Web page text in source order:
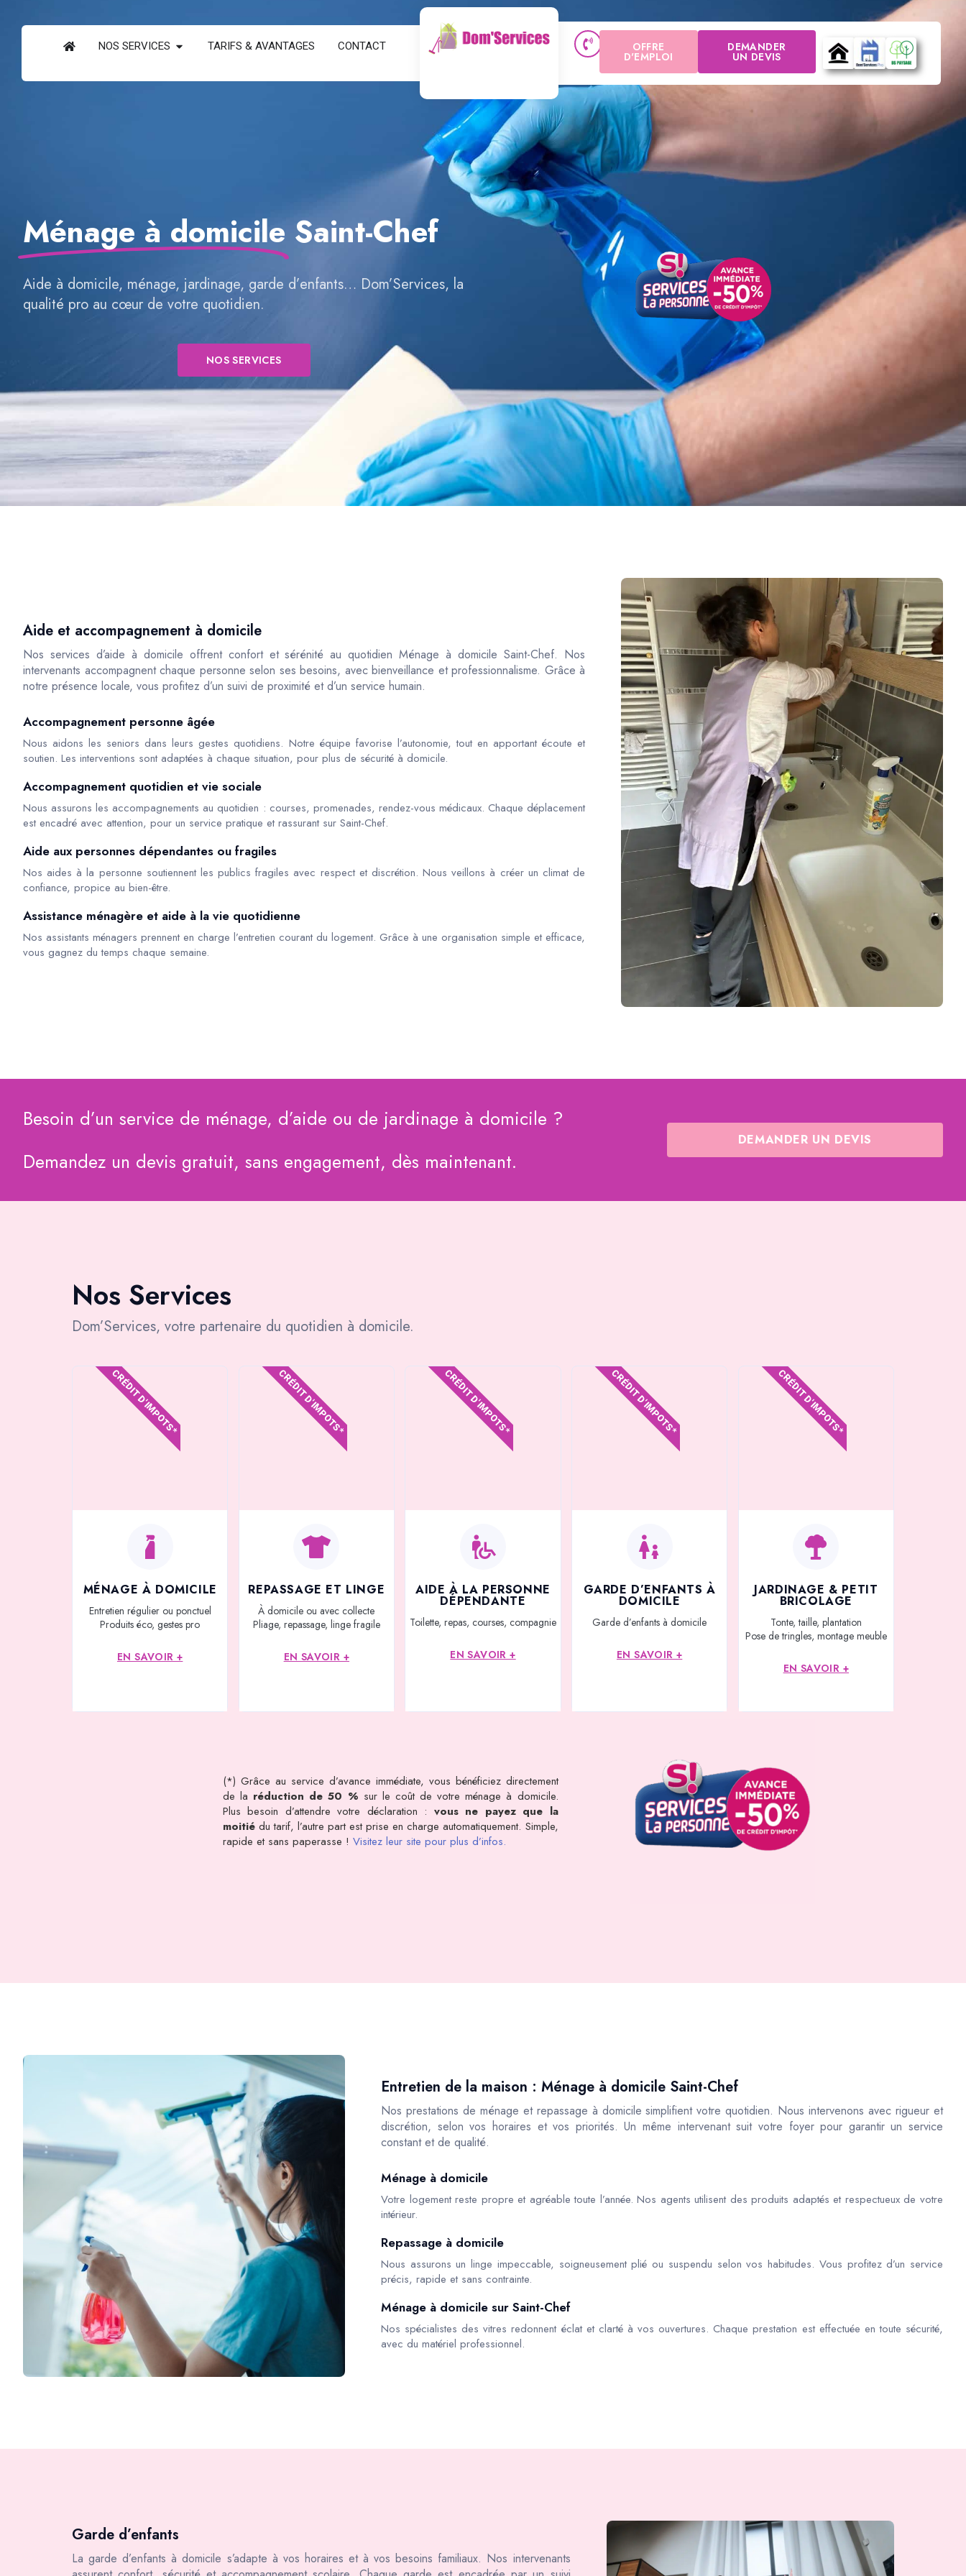
NOS SERVICES TARIFS & AVANTAGES CONTACT OFFRE
D'EMPLOI
DEMANDER
UN DEVIS
Ménage à domicile Saint-Chef
Aide à domicile, ménage, jardinage, garde d’enfants… Dom’Services, la
qualité pro au cœur de votre quotidien.
NOS SERVICES
Aide et accompagnement à domicile
Nos services d’aide à domicile offrent confort et sérénité au quotidien Ménage à domicile Saint-Chef. Nos
intervenants accompagnent chaque personne selon ses besoins, avec bienveillance et professionnalisme. Grâce à
notre présence locale, vous profitez d’un suivi de proximité et d’un service humain.
Accompagnement personne âgée
Nous aidons les seniors dans leurs gestes quotidiens. Notre équipe favorise l’autonomie, tout en apportant écoute et
soutien. Les interventions sont adaptées à chaque situation, pour plus de sécurité à domicile.
Accompagnement quotidien et vie sociale
Nous assurons les accompagnements au quotidien : courses, promenades, rendez-vous médicaux. Chaque déplacement
est encadré avec attention, pour un service pratique et rassurant sur Saint-Chef.
Aide aux personnes dépendantes ou fragiles
Nos aides à la personne soutiennent les publics fragiles avec respect et discrétion. Nous veillons à créer un climat de
confiance, propice au bien-être.
Assistance ménagère et aide à la vie quotidienne
Nos assistants ménagers prennent en charge l’entretien courant du logement. Grâce à une organisation simple et efficace,
vous gagnez du temps chaque semaine.
Besoin d’un service de ménage, d’aide ou de jardinage à domicile ?
Demandez un devis gratuit, sans engagement, dès maintenant.
DEMANDER UN DEVIS
Nos Services
Dom’Services, votre partenaire du quotidien à domicile.
MÉNAGE À DOMICILE
Entretien régulier ou ponctuel
Produits éco, gestes pro
EN SAVOIR +
CRÉDIT D'IMPOTS*
REPASSAGE ET LINGE
À domicile ou avec collecte
Pliage, repassage, linge fragile
EN SAVOIR +
CRÉDIT D'IMPOTS*
AIDE À LA PERSONNE
DÉPENDANTE
Toilette, repas, courses, compagnie
EN SAVOIR +
CRÉDIT D'IMPOTS*
GARDE D’ENFANTS À
DOMICILE
Garde d’enfants à domicile
EN SAVOIR +
CRÉDIT D'IMPOTS*
JARDINAGE & PETIT
BRICOLAGE
Tonte, taille, plantation
Pose de tringles, montage meuble
EN SAVOIR +
CRÉDIT D'IMPOTS*
(*) Grâce au service d’avance immédiate, vous bénéficiez directement
de la réduction de 50 % sur le coût de votre ménage à domicile.
Plus besoin d’attendre votre déclaration : vous ne payez que la
moitié du tarif, l’autre part est prise en charge automatiquement. Simple,
rapide et sans paperasse ! Visitez leur site pour plus d’infos.
Entretien de la maison : Ménage à domicile Saint-Chef
Nos prestations de ménage et repassage à domicile simplifient votre quotidien. Nous intervenons avec rigueur et
discrétion, selon vos horaires et vos priorités. Un même intervenant suit votre foyer pour garantir un service
constant et de qualité.
Ménage à domicile
Votre logement reste propre et agréable toute l’année. Nos agents utilisent des produits adaptés et respectueux de votre
intérieur.
Repassage à domicile
Nous assurons un linge impeccable, soigneusement plié ou suspendu selon vos habitudes. Vous profitez d’un service
précis, rapide et sans contrainte.
Ménage à domicile sur Saint-Chef
Nos spécialistes des vitres redonnent éclat et clarté à vos ouvertures. Chaque prestation est effectuée en toute sécurité,
avec du matériel professionnel.
Garde d’enfants
La garde d’enfants à domicile s’adapte à vos horaires et à vos besoins familiaux. Nos intervenants